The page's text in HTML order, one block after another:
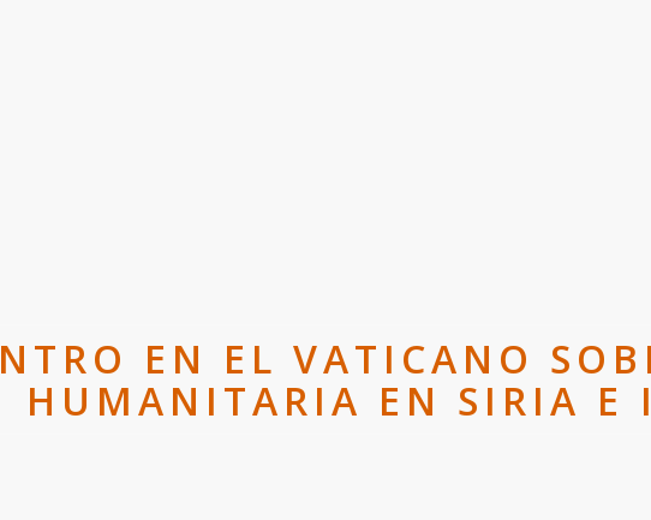
EN EL VATICANO
HUMANITARIA EN SIRIA E